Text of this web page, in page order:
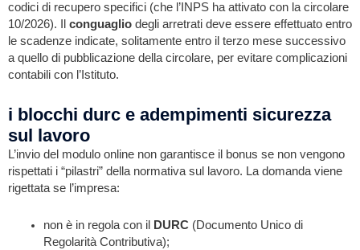
codici di recupero specifici (che l’INPS ha attivato con la circolare
10/2026). Il conguaglio degli arretrati deve essere effettuato entro
le scadenze indicate, solitamente entro il terzo mese successivo
a quello di pubblicazione della circolare, per evitare complicazioni
contabili con l’Istituto.
i blocchi durc e adempimenti sicurezza
sul lavoro
L’invio del modulo online non garantisce il bonus se non vengono
rispettati i “pilastri” della normativa sul lavoro. La domanda viene
rigettata se l’impresa:
non è in regola con il DURC(Documento Unico di
Regolarità Contributiva);